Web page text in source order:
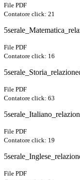
File PDF
Contatore click: 21
File PDF
Contatore click: 16
File PDF
Contatore click: 63
File PDF
Contatore click: 19
File PDF